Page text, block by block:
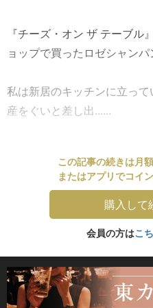
『チーズ・オン ザ テーブ
ョップで買ったロゼシャン
私は新居のキッチンに立っ
産をぐいと差し出......
この記事の続きは月
またはアプリでコイ
購入して
会員の方はこ